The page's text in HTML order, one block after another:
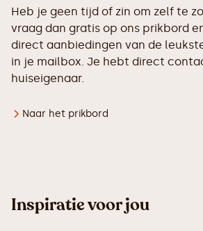
Heb je geen tijd of zin om zelf te
vraag dan gratis op ons prikbord
direct aanbiedingen van de
in je mailbox. Je hebt direct
huiseigenaar.
Naar het prikbord
Inspiratie voor jou